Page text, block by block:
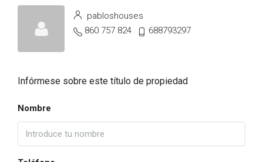
pabloshouses
860 757 824
688793297
Infórmese sobre este título de propiedad
Nombre